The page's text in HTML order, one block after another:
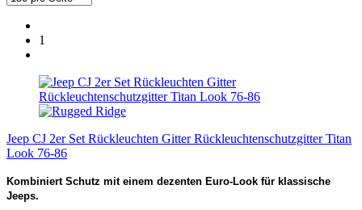
1
Jeep CJ 2er Set Rückleuchten Gitter Rückleuchtenschutzgitter Titan
Look 76-86
Kombiniert Schutz mit einem dezenten Euro‑Look für klassische
Jeeps.